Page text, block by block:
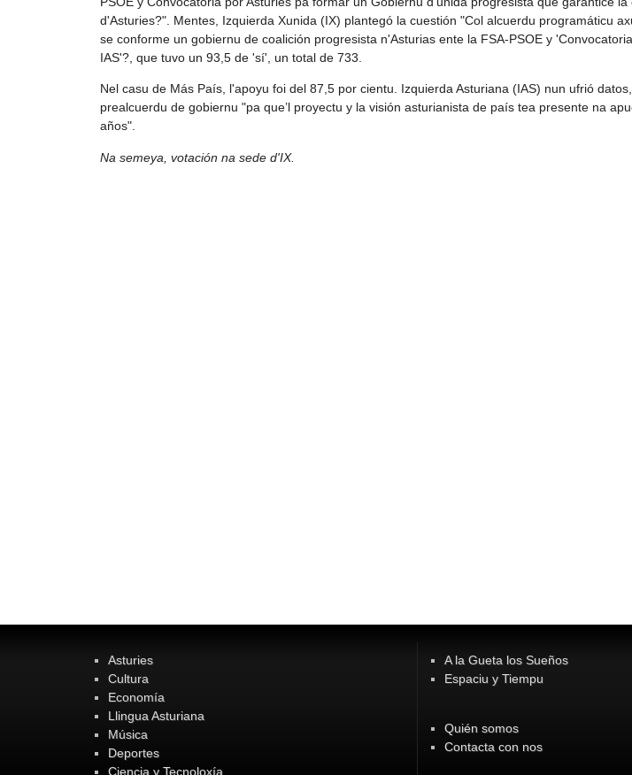
d'Asturies?". Mentes, Izquierda Xunida (IX) plantegó la cuestión "Col alcuerdu programáticu
se conforme un gobiernu de coalición progresista n'Asturias ente la FSA-PSOE y
IAS'?, que tuvo un 93,5 de 'sí', un total de 733.
Nel casu de Más País, l'apoyu foi del 87,5 por cientu. Izquierda Asturiana (IAS) nun ufrió
prealcuerdu de gobiernu "pa que’l proyectu y la visión asturianista de país tea presente na
años".
Na semeya, votación na sede d'IX.
Asturies
Cultura
Economía
Llingua Asturiana
Música
Deportes
Ciencia y Tecnoloxía
A la Gueta los Sueños
Espaciu y Tiempu
Quién somos
Contacta con nos